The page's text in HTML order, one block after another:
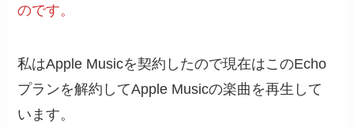
のです。
私はApple Musicを契約したので現在はこのEcho
プランを解約してApple Musicの楽曲を再生して
います。